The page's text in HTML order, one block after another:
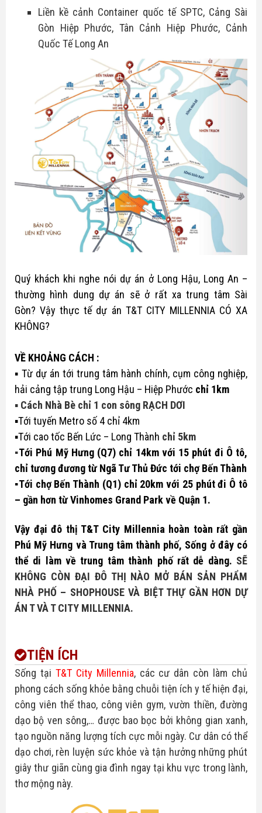
Liền kề cảnh Container quốc tế SPTC, Cảng Sài
Gòn Hiệp Phước, Tân Cảnh Hiệp Phước, Cảnh
Quốc Tế Long An
Quý khách khi nghe nói dự án ở Long Hậu, Long An –
thường hình dung dự án sẽ ở rất xa trung tâm Sài
Gòn? Vậy thực tế dự án T&T CITY MILLENNIA CÓ XA
KHÔNG?
VỀ KHOẢNG CÁCH :
▪︎ Từ dự án tới trung tâm hành chính, cụm công nghiệp,
hải cảng tập trung Long Hậu – Hiệp Phước chỉ 1km
▪︎ Cách Nhà Bè chỉ 1 con sông RẠCH DƠI
▪︎Tới tuyến Metro số 4 chỉ 4km
▪︎Tới cao tốc Bến Lức – Long Thành chỉ 5km
▪︎Tới Phú Mỹ Hưng (Q7) chỉ 14km với 15 phút đi Ô tô,
chỉ tương đương từ Ngã Tư Thủ Đức tới chợ Bến Thành
▪︎Tới chợ Bến Thành (Q1) chỉ 20km với 25 phút đi Ô tô
– gần hơn từ Vinhomes Grand Park về Quận 1.
Vậy đại đô thị T&T City Millennia hoàn toàn rất gần
Phú Mỹ Hưng và Trung tâm thành phố, Sống ở đây có
thể di làm về trung tâm thành phố rất dễ dàng. SẼ
KHÔNG CÒN ĐẠI ĐÔ THỊ NÀO MỞ BÁN SẢN PHẨM
NHÀ PHỐ – SHOPHOUSE VÀ BIỆT THỰ GẦN HƠN DỰ
ÁN T VÀ T CITY MILLENNIA.
TIỆN ÍCH
Sống tại T&T City Millennia, các cư dân còn làm chủ
phong cách sống khỏe bằng chuỗi tiện ích y tế hiện đại,
công viên thể thao, công viên gym, vườn thiền, đường
dạo bộ ven sông,… được bao bọc bởi không gian xanh,
tạo nguồn năng lượng tích cực mỗi ngày. Cư dân có thể
dạo chơi, rèn luyện sức khỏe và tận hưởng những phút
giây thư giãn cùng gia đình ngay tại khu vực trong lành,
thơ mộng này.